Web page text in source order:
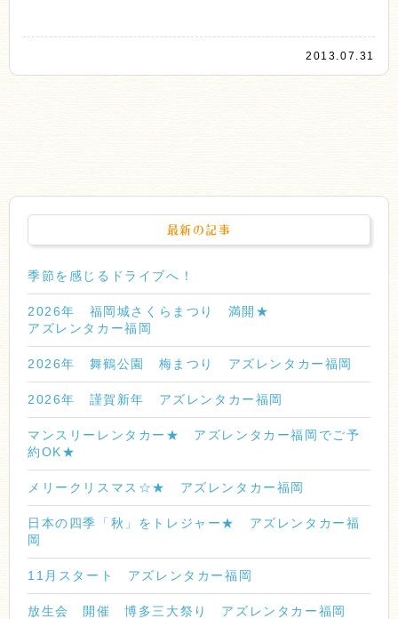
2013.07.31
最新の記事
季節を感じるドライブへ！
2026年 福岡城さくらまつり 満開★
アズレンタカー福岡
2026年 舞鶴公園 梅まつり アズレンタカー福岡
2026年 謹賀新年 アズレンタカー福岡
マンスリーレンタカー★ アズレンタカー福岡でご予
約OK★
メリークリスマス☆★ アズレンタカー福岡
日本の四季「秋」をトレジャー★ アズレンタカー福
岡
11月スタート アズレンタカー福岡
放生会 開催 博多三大祭り アズレンタカー福岡